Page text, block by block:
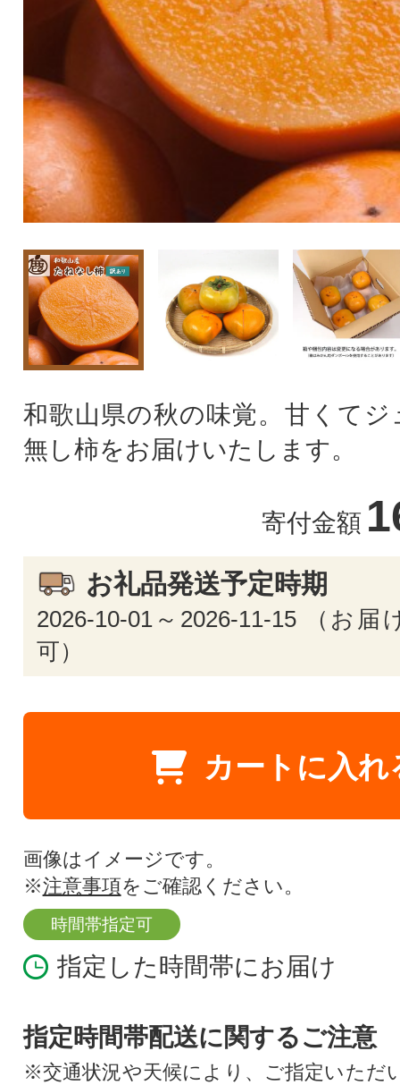
和歌山県の秋の味覚。甘くてジ
無し柿をお届けいたします。
寄付金額
お礼品発送予定時期
2026-10-01～2026-11-15 （お届
可）
カートに入れ
画像はイメージです。
※注意事項をご確認ください。
時間帯指定可
指定した時間帯にお届け
指定時間帯配送に関するご注意
※交通状況や天候により、ご指定いただ